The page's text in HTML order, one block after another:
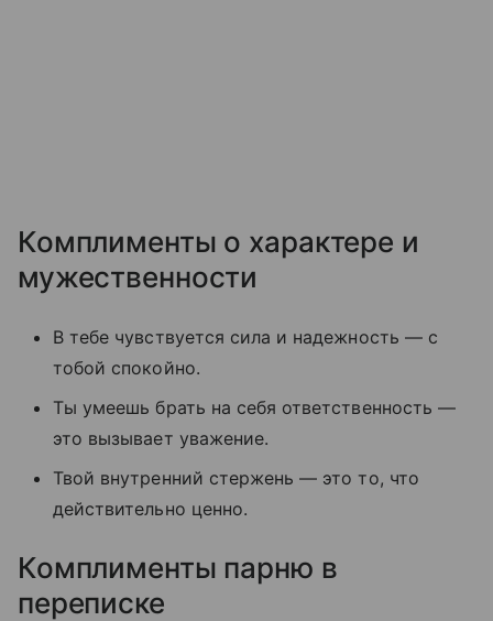
Комплименты о характере и
мужественности
В тебе чувствуется сила и надежность — с
тобой спокойно.
Ты умеешь брать на себя ответственность —
это вызывает уважение.
Твой внутренний стержень — это то, что
действительно ценно.
Комплименты парню в
переписке